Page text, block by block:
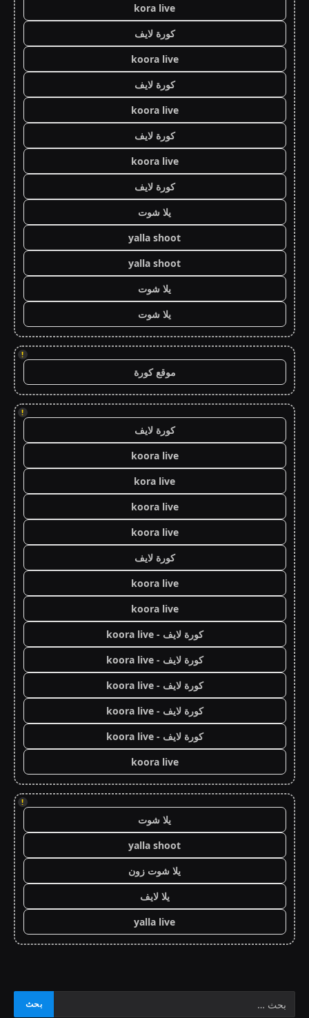
kora live
كورة لايف
koora live
كورة لايف
koora live
كورة لايف
koora live
كورة لايف
يلا شوت
yalla shoot
yalla shoot
يلا شوت
يلا شوت
!
موقع كورة
!
كورة لايف
koora live
kora live
koora live
koora live
كورة لايف
koora live
koora live
كورة لايف - koora live
كورة لايف - koora live
كورة لايف - koora live
كورة لايف - koora live
كورة لايف - koora live
koora live
!
يلا شوت
yalla shoot
يلا شوت زون
يلا لايف
yalla live